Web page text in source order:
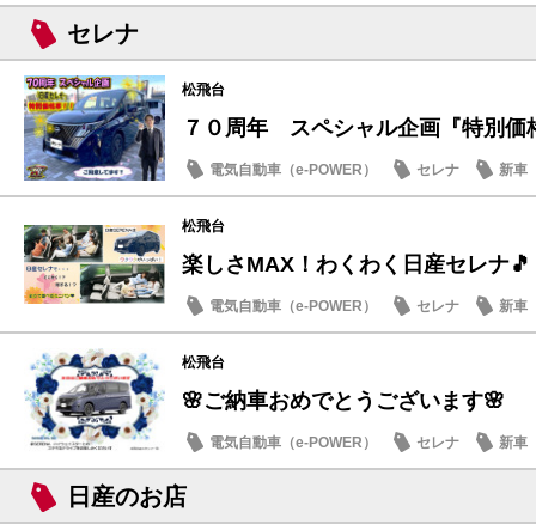
納車式
セレナ
松飛台
７０周年 スペシャル企画『特別価
電気自動車（e-POWER） セレナ
新車
日産のお店
松飛台
楽しさMAX！わくわく日産セレナ🎵
電気自動車（e-POWER） セレナ
新車
日産のお店
松飛台
🌸ご納車おめでとうございます🌸
電気自動車（e-POWER） セレナ 新車
日産のお店